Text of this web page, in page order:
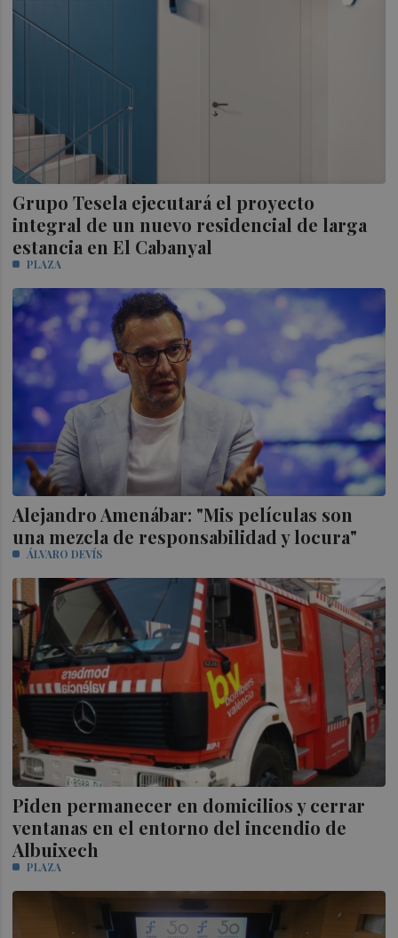
Grupo Tesela ejecutará el proyecto
integral de un nuevo residencial de larga
estancia en El Cabanyal
PLAZA
Alejandro Amenábar: "Mis películas son
una mezcla de responsabilidad y locura"
ÁLVARO DEVÍS
Piden permanecer en domicilios y cerrar
ventanas en el entorno del incendio de
Albuixech
PLAZA